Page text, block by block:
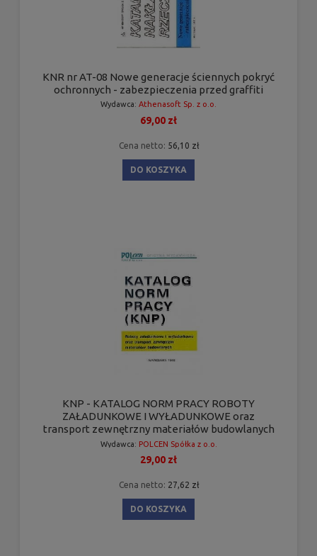
KNR nr AT-08 Nowe generacje ściennych pokryć
ochronnych - zabezpieczenia przed graffiti
Wydawca: Athenasoft Sp. z o.o.
69,00 zł
Cena netto: 56,10 zł
DO KOSZYKA
KNP - KATALOG NORM PRACY ROBOTY
ZAŁADUNKOWE I WYŁADUNKOWE oraz
transport zewnętrzny materiałów budowlanych
Wydawca: POLCEN Spółka z o.o.
29,00 zł
Cena netto: 27,62 zł
DO KOSZYKA